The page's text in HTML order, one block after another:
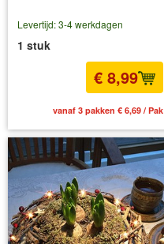
Levertijd: 3-4 werkdagen
1 stuk
€ 8,99
vanaf 3 pakken € 6,69 / Pak